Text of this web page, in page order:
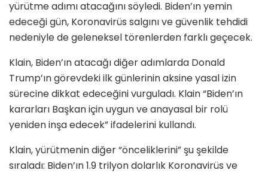
yürütme adımı atacağını söyledi. Biden’ın yemin
edeceği gün, Koronavirüs salgını ve güvenlik tehdidi
nedeniyle de geleneksel törenlerden farklı geçecek.
Klain, Biden’ın atacağı diğer adımlarda Donald
Trump’ın görevdeki ilk günlerinin aksine yasal izin
sürecine dikkat edeceğini vurguladı. Klain “Biden’ın
kararları Başkan için uygun ve anayasal bir rolü
yeniden inşa edecek” ifadelerini kullandı.
Klain, yürütmenin diğer “önceliklerini” şu şekilde
sıraladı: Biden’ın 1.9 trilyon dolarlık Koronavirüs ve